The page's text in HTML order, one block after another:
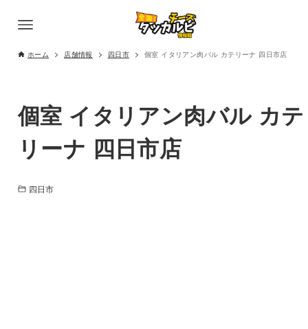
ホーム 店舗情報 四日市 個室 イタリアン肉バル カテリーナ 四日市店
個室 イタリアン肉バル カテ
リーナ 四日市店
四日市